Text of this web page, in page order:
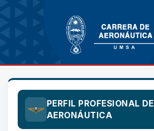
PERFIL PROFESIONAL DE
AERONÁUTICA